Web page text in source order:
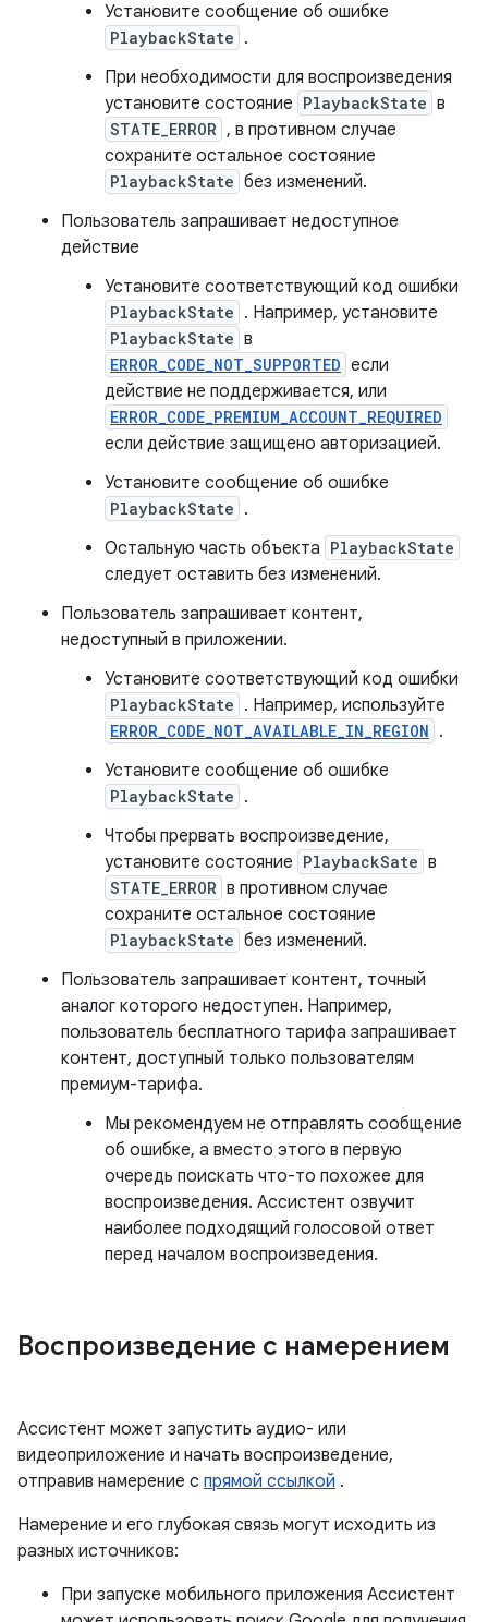
Установите сообщение об ошибке
PlaybackState .
При необходимости для воспроизведения
установите состояние PlaybackState в
STATE_ERROR , в противном случае
сохраните остальное состояние
PlaybackState без изменений.
Пользователь запрашивает недоступное
действие
Установите соответствующий код ошибки
PlaybackState . Например, установите
PlaybackState в
ERROR_CODE_NOT_SUPPORTED если
действие не поддерживается, или
ERROR_CODE_PREMIUM_ACCOUNT_REQUIRED
если действие защищено авторизацией.
Установите сообщение об ошибке
PlaybackState .
Остальную часть объекта PlaybackState
следует оставить без изменений.
Пользователь запрашивает контент,
недоступный в приложении.
Установите соответствующий код ошибки
PlaybackState . Например, используйте
ERROR_CODE_NOT_AVAILABLE_IN_REGION .
Установите сообщение об ошибке
PlaybackState .
Чтобы прервать воспроизведение,
установите состояние PlaybackSate в
STATE_ERROR в противном случае
сохраните остальное состояние
PlaybackState без изменений.
Пользователь запрашивает контент, точный
аналог которого недоступен. Например,
пользователь бесплатного тарифа запрашивает
контент, доступный только пользователям
премиум-тарифа.
Мы рекомендуем не отправлять сообщение
об ошибке, а вместо этого в первую
очередь поискать что-то похожее для
воспроизведения. Ассистент озвучит
наиболее подходящий голосовой ответ
перед началом воспроизведения.
Воспроизведение с намерением
Ассистент может запустить аудио- или
видеоприложение и начать воспроизведение,
отправив намерение с прямой ссылкой .
Намерение и его глубокая связь могут исходить из
разных источников:
При запуске мобильного приложения Ассистент